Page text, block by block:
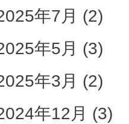
年7月 (2)
年5月 (3)
年3月 (2)
年12月 (3)